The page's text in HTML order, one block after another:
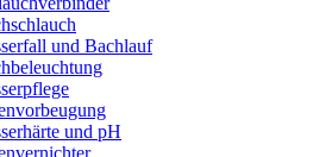
und Bachlauf
und pH